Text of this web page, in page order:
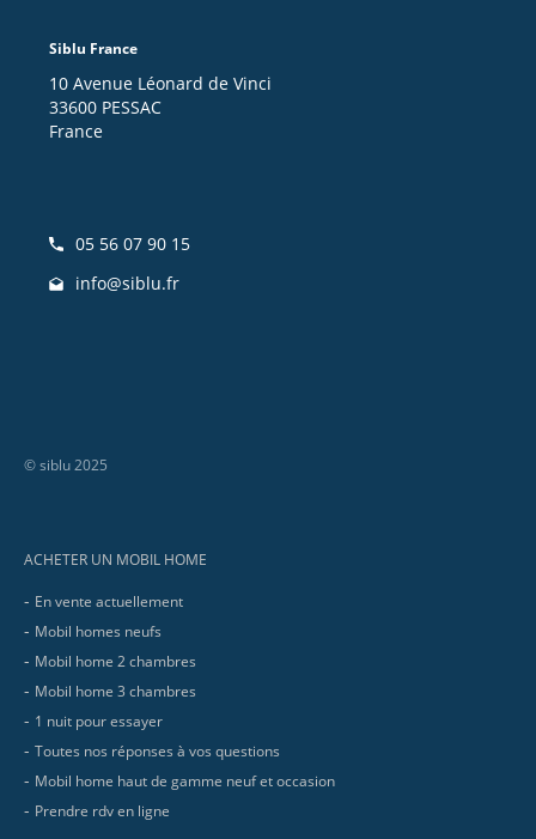
Siblu France
10 Avenue Léonard de Vinci
33600 PESSAC
France
05 56 07 90 15
info@siblu.fr
© siblu 2025
ACHETER UN MOBIL HOME
En vente actuellement
Mobil homes neufs
Mobil home 2 chambres
Mobil home 3 chambres
1 nuit pour essayer
Toutes nos réponses à vos questions
Mobil home haut de gamme neuf et occasion
Prendre rdv en ligne